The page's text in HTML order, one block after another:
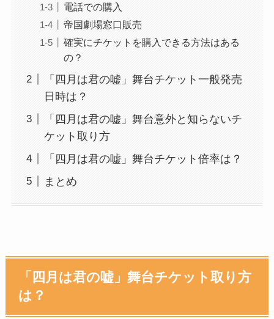
電話での購入
帝国劇場窓口販売
確実にチケットを購入できる方法はある
の？
「四月は君の嘘」舞台チケット一般発売
日時は？
「四月は君の嘘」舞台意外と知らないチ
ケット取り方
「四月は君の嘘」舞台チケット倍率は？
まとめ
「四月は君の嘘」舞台チケット取り方
は？